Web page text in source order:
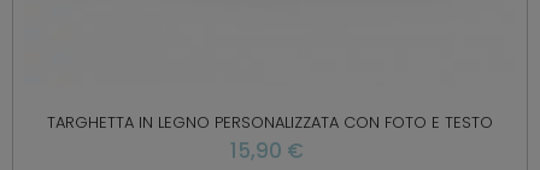
TARGHETTA IN LEGNO PERSONALIZZATA CON FOTO E TESTO
15,90 €